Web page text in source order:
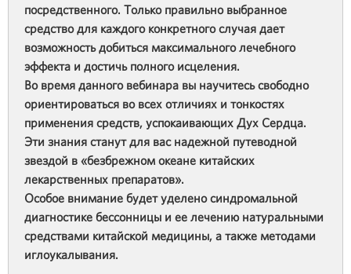
посредственного. Только правильно выбранное
средство для каждого конкретного случая дает
возможность добиться максимального лечебного
эффекта и достичь полного исцеления.
Во время данного вебинара вы научитесь свободно
ориентироваться во всех отличиях и тонкостях
применения средств, успокаивающих Дух Сердца.
Эти знания станут для вас надежной путеводной
звездой в «безбрежном океане китайских
лекарственных препаратов».
Особое внимание будет уделено синдромальной
диагностике бессонницы и ее лечению натуральными
средствами китайской медицины, а также методами
иглоукалывания.